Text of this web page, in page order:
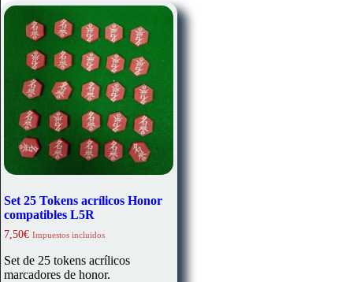
Set 25 Tokens acrílicos Honor
compatibles L5R
7,50€ Impuestos incluidos
Set de 25 tokens acrílicos
marcadores de honor.